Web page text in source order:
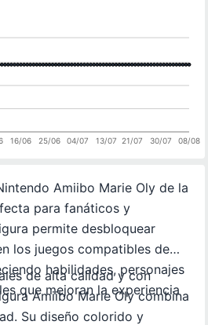
16/06 25/06 04/07 13/07 21/07 30/07 08/08
Amiibo Marie Oly de la
para fanáticos y
permite desbloquear
los juegos compatibles de
habilidades, personajes
que mejoran la experiencia
de alta calidad y con
Amiibo Marie Oly combina
Su diseño colorido y